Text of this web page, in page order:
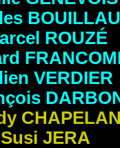
ROUZÉ
VERDIER
Susi JERA